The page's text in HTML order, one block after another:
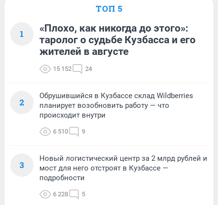
ТОП 5
1
«Плохо, как никогда до этого»:
таролог о судьбе Кузбасса и его
жителей в августе
15 152 24
2
Обрушившийся в Кузбассе склад Wildberries
планирует возобновить работу — что
происходит внутри
6 510 9
3
Новый логистический центр за 2 млрд рублей и
мост для него отстроят в Кузбассе —
подробности
6 228 5